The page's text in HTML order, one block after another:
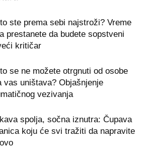
ste prema sebi najstroži? Vreme
prestanete da budete sopstveni
kritičar
se ne možete otrgnuti od osobe
vas uništava? Objašnjenje
vezivanja
spolja, sočna iznutra: Čupava
koju će svi tražiti da napravite